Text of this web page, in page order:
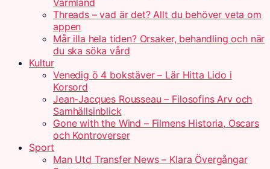
Värmland
Threads – vad är det? Allt du behöver veta om
appen
Mår illa hela tiden? Orsaker, behandling och när
du ska söka vård
Kultur
Venedig ö 4 bokstäver – Lär Hitta Lido i
Korsord
Jean-Jacques Rousseau – Filosofins Arv och
Samhällsinblick
Gone with the Wind – Filmens Historia, Oscars
och Kontroverser
Sport
Man Utd Transfer News – Klara Övergångar